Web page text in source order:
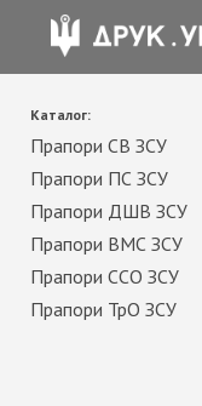
Каталог:
Прапори СВ ЗСУ
Прапори ПС ЗСУ
Прапори ДШВ ЗСУ
Прапори ВМС ЗСУ
Прапори ССО ЗСУ
Прапори ТрО ЗСУ